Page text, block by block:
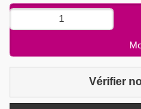
Vérifier